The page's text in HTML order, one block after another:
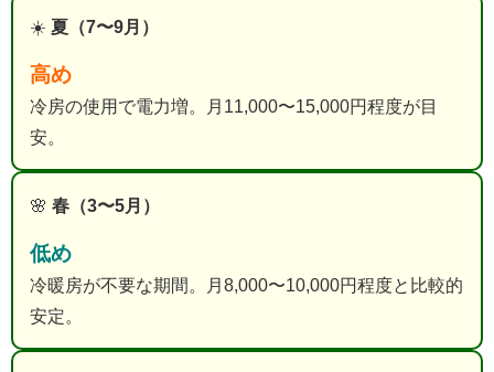
☀️ 夏（7〜9月）
高め
冷房の使用で電力増。月11,000〜15,000円程度が目
安。
🌸 春（3〜5月）
低め
冷暖房が不要な期間。月8,000〜10,000円程度と比較的
安定。